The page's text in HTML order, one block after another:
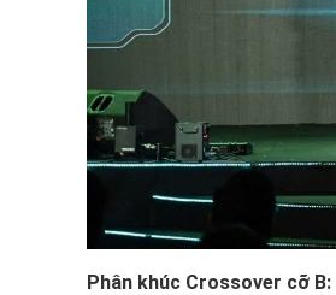
Phân khúc Crossover cỡ